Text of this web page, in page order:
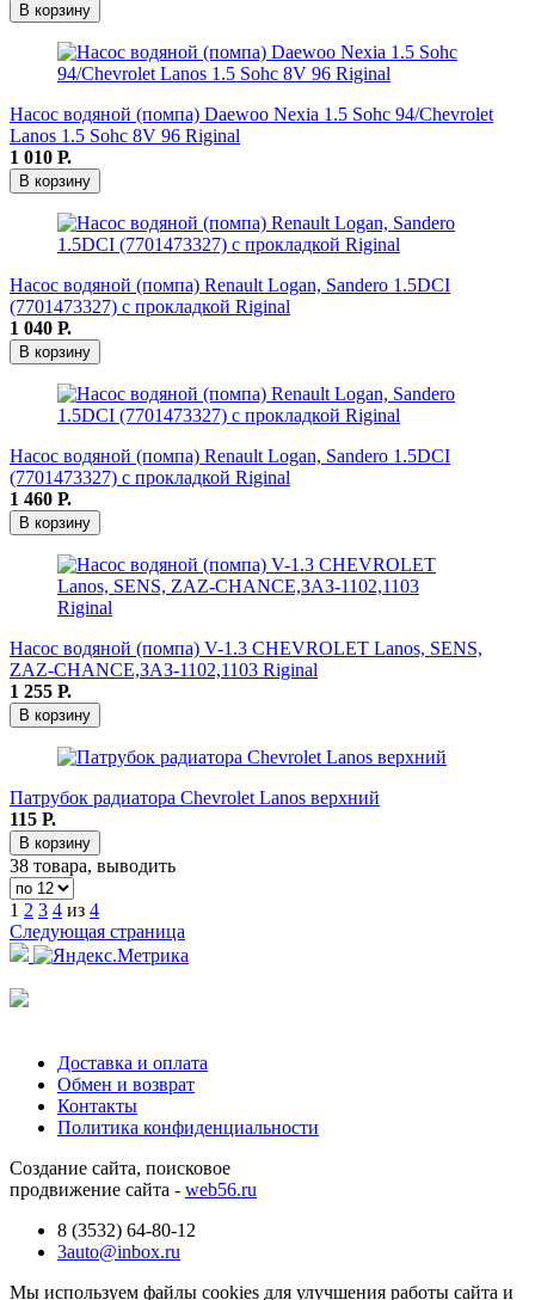
В корзину
Насос водяной (помпа) Daewoo Nexia 1.5 Sohc 94/Chevrolet
Lanos 1.5 Sohc 8V 96 Riginal
1 010 Р.
В корзину
Насос водяной (помпа) Renault Logan, Sandero 1.5DCI
(7701473327) с прокладкой Riginal
1 040 Р.
В корзину
Насос водяной (помпа) Renault Logan, Sandero 1.5DCI
(7701473327) с прокладкой Riginal
1 460 Р.
В корзину
Насос водяной (помпа) V-1.3 CHEVROLET Lanos, SENS,
ZAZ-CHANCE,ЗАЗ-1102,1103 Riginal
1 255 Р.
В корзину
Патрубок радиатора Chevrolet Lanos верхний
115 Р.
В корзину
38 товара, выводить
1 2 3 4 из 4
Следующая страница
Доставка и оплата
Обмен и возврат
Контакты
Политика конфиденциальности
Создание сайта, поисковое
продвижение сайта - web56.ru
8 (3532) 64-80-12
3auto@inbox.ru
Мы используем файлы cookies для улучшения работы сайта и